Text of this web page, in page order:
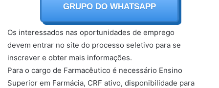
GRUPO DO WHATSAPP
Os interessados nas oportunidades de emprego
devem entrar no site do processo seletivo para se
inscrever e obter mais informações.
Para o cargo de Farmacêutico é necessário Ensino
Superior em Farmácia, CRF ativo, disponibilidade para